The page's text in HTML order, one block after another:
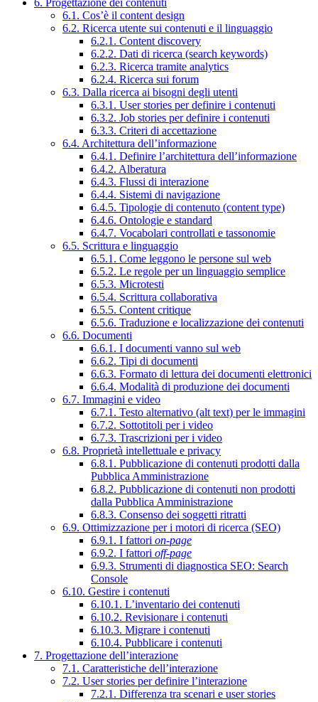
6.1. Cos’è il content design
6.2. Ricerca utente sui contenuti e il linguaggio
6.2.1. Content discovery
6.2.2. Dati di ricerca (search keywords)
6.2.3. Ricerca tramite analytics
6.2.4. Ricerca sui forum
6.3. Dalla ricerca ai bisogni degli utenti
6.3.1. User stories per definire i contenuti
6.3.2. Job stories per definire i contenuti
6.3.3. Criteri di accettazione
6.4. Architettura dell’informazione
6.4.1. Definire l’architettura dell’informazione
6.4.2. Alberatura
6.4.3. Flussi di interazione
6.4.4. Sistemi di navigazione
6.4.5. Tipologie di contenuto (content type)
6.4.6. Ontologie e standard
6.4.7. Vocabolari controllati e tassonomie
6.5. Scrittura e linguaggio
6.5.1. Come leggono le persone sul web
6.5.2. Le regole per un linguaggio semplice
6.5.3. Microtesti
6.5.4. Scrittura collaborativa
6.5.5. Content critique
6.5.6. Traduzione e localizzazione dei contenuti
6.6. Documenti
6.6.1. I documenti vanno sul web
6.6.2. Tipi di documenti
6.6.3. Formato di lettura dei documenti elettronici
6.6.4. Modalità di produzione dei documenti
6.7. Immagini e video
6.7.1. Testo alternativo (alt text) per le immagini
6.7.2. Sottotitoli per i video
6.7.3. Trascrizioni per i video
6.8. Proprietà intellettuale e privacy
6.8.1. Pubblicazione di contenuti prodotti dalla
Pubblica Amministrazione
6.8.2. Pubblicazione di contenuti non prodotti
dalla Pubblica Amministrazione
6.8.3. Consenso dei soggetti ritratti
6.9. Ottimizzazione per i motori di ricerca (SEO)
6.9.1. I fattori on-page
6.9.2. I fattori off-page
6.9.3. Strumenti di diagnostica SEO: Search
Console
6.10. Gestire i contenuti
6.10.1. L’inventario dei contenuti
6.10.2. Revisionare i contenuti
6.10.3. Migrare i contenuti
6.10.4. Pubblicare i contenuti
7. Progettazione dell’interazione
7.1. Caratteristiche dell’interazione
7.2. User stories per definire l’interazione
7.2.1. Differenza tra scenari e user stories